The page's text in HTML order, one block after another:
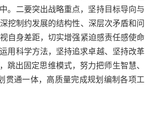
。二要突出战略重点，坚持目标导向与
挖制约发展的结构性、深层次矛盾和问
自身差距，切实增强紧迫感责任感使命
用科学方法，坚持追求卓越、坚持改革
跳出固定思维模式，努力把师生智慧、
贯通一体，高质量完成规划编制各项工